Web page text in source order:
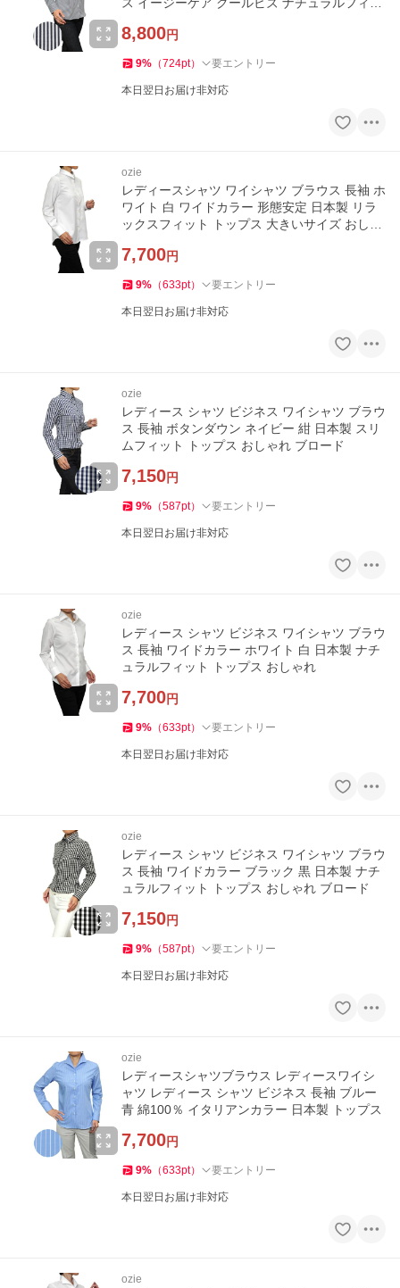
8,800円
9% （724pt） 要エントリー
本日翌日お届け非対応
ozie
レディースシャツ ワイシャツ ブラウス 長袖 ホ
ワイト 白 ワイドカラー 形態安定 日本製 リラ
ックスフィット トップス 大きいサイズ おしゃ
7,700円
9% （633pt） 要エントリー
本日翌日お届け非対応
ozie
レディース シャツ ビジネス ワイシャツ ブラウ
ス 長袖 ボタンダウン ネイビー 紺 日本製 スリ
ムフィット トップス おしゃれ ブロード
7,150円
9% （587pt） 要エントリー
本日翌日お届け非対応
ozie
レディース シャツ ビジネス ワイシャツ ブラウ
ス 長袖 ワイドカラー ホワイト 白 日本製 ナチ
ュラルフィット トップス おしゃれ
7,700円
9% （633pt） 要エントリー
本日翌日お届け非対応
ozie
レディース シャツ ビジネス ワイシャツ ブラウ
ス 長袖 ワイドカラー ブラック 黒 日本製 ナチ
ュラルフィット トップス おしゃれ ブロード
7,150円
9% （587pt） 要エントリー
本日翌日お届け非対応
ozie
レディースシャツブラウス レディースワイシ
ャツ レディース シャツ ビジネス 長袖 ブルー
青 綿100％ イタリアンカラー 日本製 トップス
7,700円
9% （633pt） 要エントリー
本日翌日お届け非対応
ozie